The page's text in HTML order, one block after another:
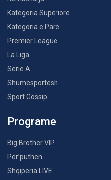
Kategoria Superiore
Kategoria e Parë
Premier League
La Liga
Serie A
Shumësportësh
Sport Gossip
Programe
Big Brother VIP
Për’puthen
Shqipëria LIVE